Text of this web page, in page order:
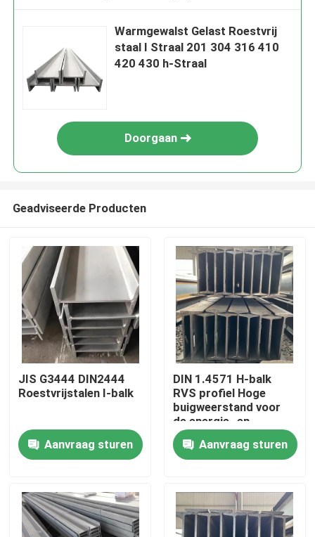
Huis
Videos
Warmgewalst Gelast Roestvrij
staal I Straal 201 304 316 410
420 430 h-Straal
Doorgaan
Geadviseerde Producten
JIS G3444 DIN2444
Roestvrijstalen I-balk
Aanvraag sturen
DIN 1.4571 H-balk
RVS profiel Hoge
buigweerstand voor
de energie- en
Aanvraag sturen